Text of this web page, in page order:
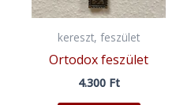
kereszt, feszület
Ortodox feszület
4.300 Ft